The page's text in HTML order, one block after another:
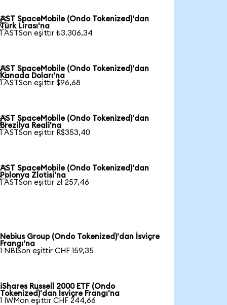
AST SpaceMobile (Ondo Tokenized)'dan
Türk Lirası'na
1 ASTSon eşittir ₺3.306,34
AST SpaceMobile (Ondo Tokenized)'dan
Kanada Doları'na
1 ASTSon eşittir $96,68
AST SpaceMobile (Ondo Tokenized)'dan
Brezilya Reali'na
1 ASTSon eşittir R$353,40
AST SpaceMobile (Ondo Tokenized)'dan
Polonya Zlotisi'na
1 ASTSon eşittir zł 257,46
Nebius Group (Ondo Tokenized)'dan İsviçre
Frangı'na
1 NBISon eşittir CHF 159,35
iShares Russell 2000 ETF (Ondo
Tokenized)'dan İsviçre Frangı'na
1 IWMon eşittir CHF 244,66